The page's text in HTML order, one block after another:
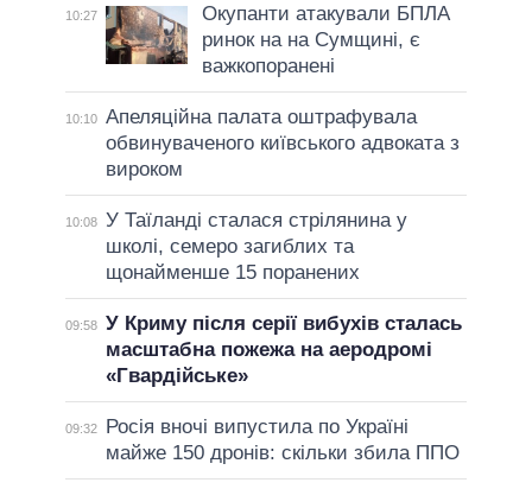
10:27
Окупанти атакували БПЛА
ринок на на Сумщині, є
важкопоранені
10:10 Апеляційна палата оштрафувала
обвинуваченого київського адвоката з
вироком
10:08 У Таїланді сталася стрілянина у
школі, семеро загиблих та
щонайменше 15 поранених
09:58 У Криму після серії вибухів сталась
масштабна пожежа на аеродромі
«Гвардійське»
09:32
Росія вночі випустила по Україні
майже 150 дронів: скільки збила ППО